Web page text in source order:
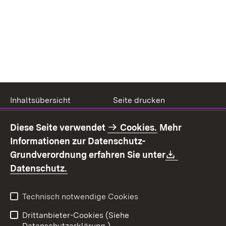
Inhaltsübersicht
Seite drucken
Benutzungshinweise
Erklärung zur
Barrierefreiheit
Kontakt
Fehlerhaften Link melden
Diese Seite verwendet Cookies. Mehr
Informationen zur Datenschutz-
Grundverordnung erfahren Sie unter
Datenschutz.
Technisch notwendige Cookies
Drittanbieter-Cookies (Siehe